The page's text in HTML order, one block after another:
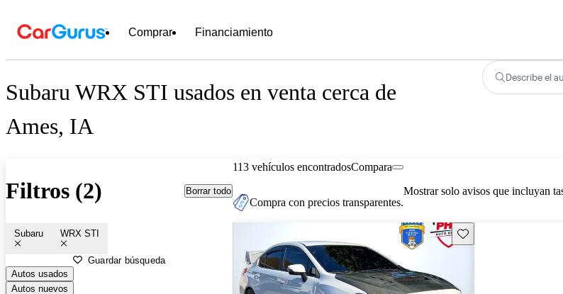
Comprar Financiamiento
Subaru WRX STI usados en venta cerca de
Ames, IA
Describe el
Filtros (2) Borrar todo
Subaru WRX STI
Guardar búsqueda
Autos usados
Autos nuevos
113 vehículos encontradosCompara
Compra con precios transparentes.
Mostrar solo avisos que incluyan
Guarda este Aviso